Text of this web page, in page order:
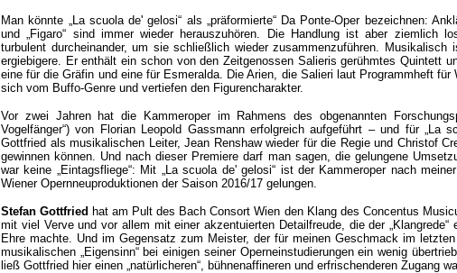
Man könnte „La scuola de' gelosi“ als „präformierte“ Da Ponte-Oper bezeichnen:
und „Figaro“ sind immer wieder herauszuhören. Die Handlung ist aber ziemlich
turbulent durcheinander, um sie schließlich wieder zusammenzuführen.
ergiebigere. Er enthält ein schon von den Zeitgenossen Salieris gerühmtes Quintett
eine für die Gräfin und eine für Esmeralda. Die Arien, die Salieri laut Programmheft
sich vom Buffo-Genre und vertiefen den Figurencharakter.
Vor zwei Jahren hat die Kammeroper im Rahmens des obgenannten
Vogelfänger“) von Florian Leopold Gassmann erfolgreich aufgeführt – und für „La
Gottfried als musikalischen Leiter, Jean Renshaw wieder für die Regie und Christof
gewinnen können. Und nach dieser Premiere darf man sagen, die gelungene
war keine „Eintagsfliege“: Mit „La scuola de' gelosi“ ist der Kammeroper nach
Wiener Opernneuproduktionen der Saison 2016/17 gelungen.
Stefan Gottfried hat am Pult des Bach Consort Wien den Klang des Concentus
mit viel Verve und vor allem mit einer akzentuierten Detailfreude, die der „Klangrede“
Ehre machte. Und im Gegensatz zum Meister, der für meinen Geschmack im
musikalischen „Eigensinn“ bei einigen seiner Operneinstudierungen ein wenig
ließ Gottfried hier einen „natürlicheren“, bühnenaffineren und erfrischenderen Zugang